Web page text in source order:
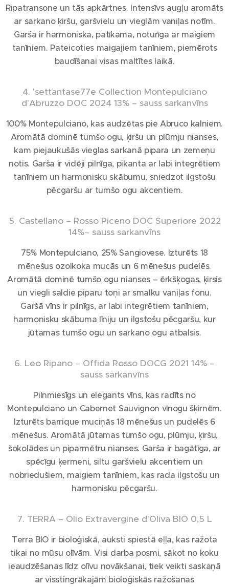
Ripatransone un tās apkārtnes. Intensīvs augļu aromāts
ar sarkano ķiršu, garšvielu un vieglām vaniļas notīm.
Garša ir harmoniska, patīkama, noturīga ar maigiem
tanīniem. Pateicoties maigajiem tanīniem, piemērots
baudīšanai visas maltītes laikā.
4. 'settantase77e Collection Montepulciano
d'Abruzzo DOC 2024 13% – sauss sarkanvīns
100% Montepulciano, kas audzētas pie Abruco kalniem.
Aromātā dominē tumšo ogu, ķiršu un plūmju nianses,
kam piejaukušās vieglas sarkanā pipara un zemeņu
notis. Garša ir vidēji pilnīga, pikanta ar labi integrētiem
tanīniem un harmonisku skābumu, sniedzot ilgstošu
pēcgaršu ar tumšo ogu akcentiem.
5. Castellano – Rosso Piceno DOC Superiore 2022
14%– sauss sarkanvīns
75% Montepulciano, 25% Sangiovese. Izturēts 18
mēnešus ozolkoka mucās un 6 mēnešus pudelēs.
Aromātā dominē tumšo ogu nianses – ērkšķogas, ķirsis
un viegli saldie piparu toņi ar smalku vaniļas fonu.
Garšā vīns ir pilnīgs, ar labi integrētiem tanīniem,
harmonisku skābuma līniju un ilgstošu pēcgaršu, kur
jūtamas tumšo ogu un sarkano ogu atbalsis.
6. Leo Ripano – Offida Rosso DOCG 2021 14% –
sauss sarkanvīns
Pilnmiesīgs un elegants vīns, kas radīts no
Montepulciano un Cabernet Sauvignon vīnogu šķirnēm.
Izturēts barrique muciņās 18 mēnešus un pudelēs 6
mēnešus. Aromātā jūtamas tumšo ogu, plūmju, ķiršu,
šokolādes un piparmētru nianses. Garša ir bagātīga, ar
spēcīgu ķermeni, siltu garšvielu akcentiem un
nobriedušiem, maigiem tanīniem, kas rada ilgstošu un
harmonisku pēcgaršu.
7. TERRA – Olio Extravergine d'Oliva BIO 0,5 L
Terra BIO ir bioloģiskā, auksti spiestā eļļa, kas ražota
tikai no mūsu olīvām. Visi darba posmi, sākot no koku
ieaudzēšanas līdz olīvu novākšanai, tiek veikti saskaņā
ar visstingrākajām bioloģiskās ražošanas